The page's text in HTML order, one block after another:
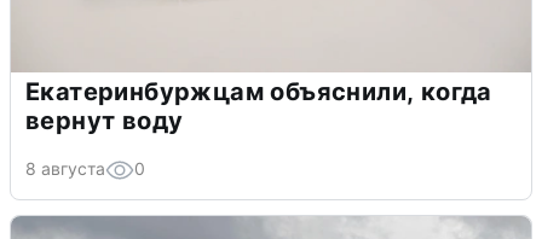
Екатеринбуржцам объяснили, когда
вернут воду
8 августа 0